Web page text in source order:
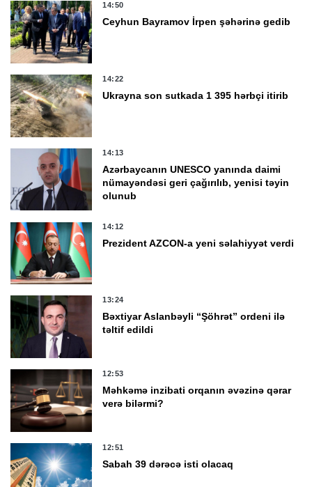
14:50
Ceyhun Bayramov İrpen şəhərinə gedib
14:22
Ukrayna son sutkada 1 395 hərbçi itirib
14:13
Azərbaycanın UNESCO yanında daimi
nümayəndəsi geri çağırılıb, yenisi təyin
olunub
14:12
Prezident AZCON-a yeni səlahiyyət verdi
13:24
Bəxtiyar Aslanbəyli “Şöhrət” ordeni ilə
təltif edildi
12:53
Məhkəmə inzibati orqanın əvəzinə qərar
verə bilərmi?
12:51
Sabah 39 dərəcə isti olacaq